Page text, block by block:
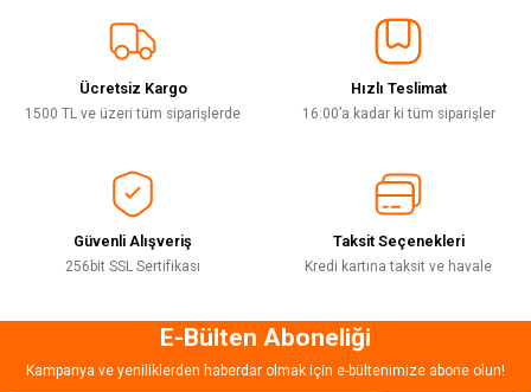
Ürün resmi kalitesiz, bozuk veya görüntülenemiyor.
Ürün açıklamasında eksik bilgiler bulunuyor.
Ürün bilgilerinde hatalar bulunuyor.
Bu ürüne benzer farklı alternatifler olmalı.
Gönder
Deneyimini Paylaş
Ücretsiz Kargo
1500 TL ve üzeri tüm siparişlerde
Hızlı Teslimat
16:00’a kadar ki tüm siparişler
Güvenli Alışveriş
256bit SSL Sertifikası
Taksit Seçenekleri
Kredi kartına taksit ve havale
E-Bülten Aboneliği
Kampanya ve yeniliklerden haberdar olmak için e-bültenimize abone olun!